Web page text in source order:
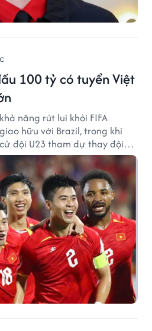
100 tỷ có tuyển Việt
năng rút lui khỏi FIFA
hữu với Brazil, trong khi
đội U23 tham dự thay đội